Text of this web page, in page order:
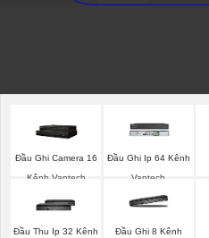
Đầu Ghi Camera 16
Kênh Vantech
Đầu Ghi Ip 64 Kênh
Vantech
Đầu Thu Ip 32 Kênh
Đầu Ghi 8 Kênh